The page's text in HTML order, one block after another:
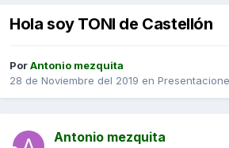
Hola soy TONI de Castellón
PorAntonio mezquita
28 de Noviembre del 2019 en
Antonio mezquita